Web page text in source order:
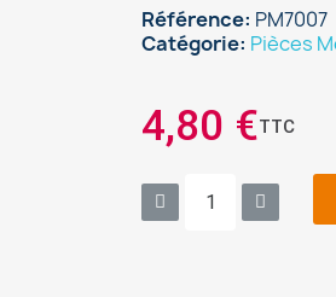
Référence PM7007
Catégorie Pièces
4,80 €TTC